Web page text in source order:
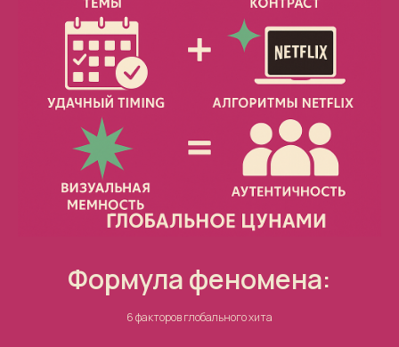
Формула феномена:
6 факторов глобального хита